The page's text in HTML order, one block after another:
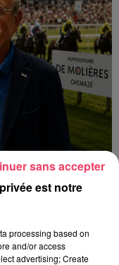
« À MOLIÈRES, LES
est notre
processing based on
and/or access
advertising; Create
sans accepter